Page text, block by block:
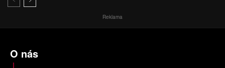
Reklama
O nás